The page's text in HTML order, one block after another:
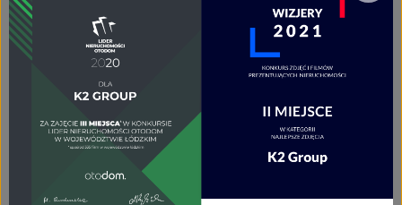
z zabudową kuchenną
RODZAJ KUCHNI
aneks kuchenny - połączony z